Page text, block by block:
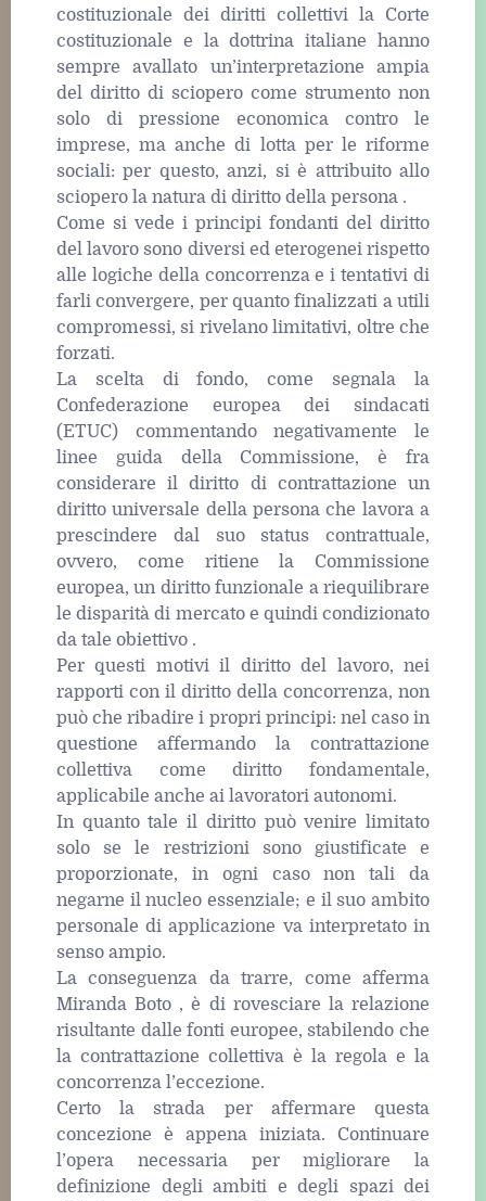
costituzionale dei diritti collettivi la Corte
costituzionale e la dottrina italiane hanno
sempre avallato un’interpretazione ampia
del diritto di sciopero come strumento non
solo di pressione economica contro le
imprese, ma anche di lotta per le riforme
sociali: per questo, anzi, si è attribuito allo
sciopero la natura di diritto della persona .
Come si vede i principi fondanti del diritto
del lavoro sono diversi ed eterogenei rispetto
alle logiche della concorrenza e i tentativi di
farli convergere, per quanto finalizzati a utili
compromessi, si rivelano limitativi, oltre che
forzati.
La scelta di fondo, come segnala la
Confederazione europea dei sindacati
(ETUC) commentando negativamente le
linee guida della Commissione, è fra
considerare il diritto di contrattazione un
diritto universale della persona che lavora a
prescindere dal suo status contrattuale,
ovvero, come ritiene la Commissione
europea, un diritto funzionale a riequilibrare
le disparità di mercato e quindi condizionato
da tale obiettivo .
Per questi motivi il diritto del lavoro, nei
rapporti con il diritto della concorrenza, non
può che ribadire i propri principi: nel caso in
questione affermando la contrattazione
collettiva come diritto fondamentale,
applicabile anche ai lavoratori autonomi.
In quanto tale il diritto può venire limitato
solo se le restrizioni sono giustificate e
proporzionate, in ogni caso non tali da
negarne il nucleo essenziale; e il suo ambito
personale di applicazione va interpretato in
senso ampio.
La conseguenza da trarre, come afferma
Miranda Boto , è di rovesciare la relazione
risultante dalle fonti europee, stabilendo che
la contrattazione collettiva è la regola e la
concorrenza l’eccezione.
Certo la strada per affermare questa
concezione è appena iniziata. Continuare
l’opera necessaria per migliorare la
definizione degli ambiti e degli spazi dei